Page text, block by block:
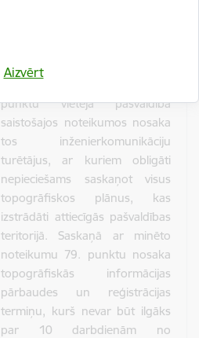
Aizvērt
informācijas un tās centrālās
punktu vietējā pašvaldība
saistošajos noteikumos nosaka
tos inženierkomunikāciju
turētājus, ar kuriem obligāti
nepieciešams saskaņot visus
topogrāfiskos plānus, kas
izstrādāti attiecīgās pašvaldības
teritorijā. Saskaņā ar minēto
noteikumu 79. punktu nosaka
topogrāfiskās informācijas
pārbaudes un reģistrācijas
termiņu, kurš nevar būt ilgāks
par 10 darbdienām no